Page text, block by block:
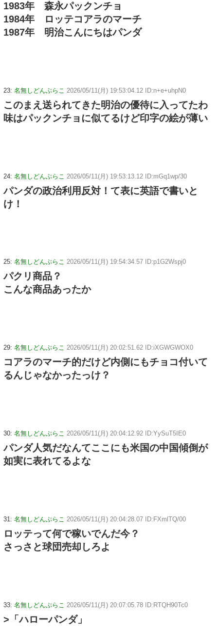
1983年 森永パックンチョ
1984年 ロッテコアラのマーチ
1987年 明治こんにちはパンダ
23: 名無しどんぶらこ 2026/05/11(月) 19:53:04.12 ID:n+e+uhpN0
このまえ送られてきた明治の優待に入ってたわ
味はパックンチョに似てるけど印字の絵が薄い
24: 名無しどんぶらこ 2026/05/11(月) 19:53:13.12 ID:mGq1wp/30
パンダの政治利用反対！て表に英語で書いと
け！
25: 名無しどんぶらこ 2026/05/11(月) 19:54:34.57 ID:p1G2Wspj0
パクリ商品？
こんな商品あったか
29: 名無しどんぶらこ 2026/05/11(月) 20:02:51.62 ID:iXGWGWOX0
コアラのマーチ的だけど内側にもチョコ付いて
るんじゃなかったっけ？
30: 名無しどんぶらこ 2026/05/11(月) 20:04:12.92 ID:YySuT5IE0
パンダ人気だなんてここにも米国の中国傾倒が
如実に表れてるよな
31: 名無しどんぶらこ 2026/05/11(月) 20:04:28.07 ID:FXmlTQ/00
ロッテって何で稼いでんだ今？
さっさと球団売却しろよ
33: 名無しどんぶらこ 2026/05/11(月) 20:07:05.78 ID:RTQH90Tc0
>「ハローパンダ」